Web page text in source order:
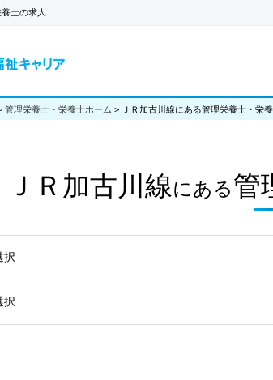
士の求人
管理栄養士・栄養士ホーム > ＪＲ加古川線にある管理栄養士・栄
ＪＲ加古川線にある管
択
択